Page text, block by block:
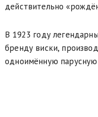
действительно
В 1923 году
бренду виски,
одноимённую парусную